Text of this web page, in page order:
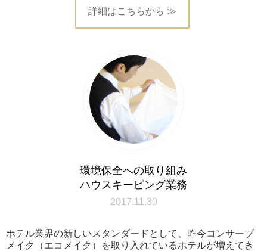
詳細はこちらから ≫
環境保全への取り組み
ハウスキーピング業務
2017.11.30
ホテル業界の新しいスタンダードとして、昨今コンサーブ
メイク（エコメイク）を取り入れているホテルが増えてき